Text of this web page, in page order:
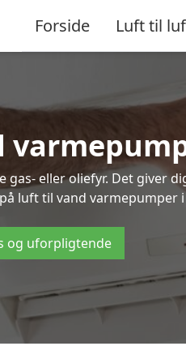
Forside Luft til
eller oliefyr. Det giver
luft til vand varmepumper
og uforpligtende